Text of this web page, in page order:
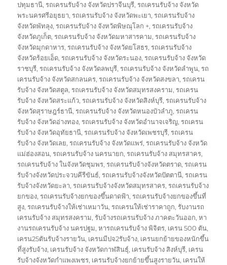
ปทุมธานี,รถเครนรับจ้าง จังหวัดปราจีนบุรี,รถเครนรับจ้าง จังหวัด
พระนครศรีอยุธยา,รถเครนรับจ้าง จังหวัดพะเยา,รถเครนรับจ้าง
จังหวัดพัทลุง,รถเครนรับจ้าง จังหวัดพิษณุโลก +,รถเครนรับจ้าง
จังหวัดภูเก็ต,รถเครนรับจ้าง จังหวัดมหาสารคาม,รถเครนรับจ้าง
จังหวัดมุกดาหาร,รถเครนรับจ้าง จังหวัดยโสธร,รถเครนรับจ้าง
จังหวัดร้อยเอ็ด,รถเครนรับจ้าง จังหวัดระนอง,รถเครนรับจ้าง จังหวัด
ราชบุรี,รถเครนรับจ้าง จังหวัดลพบุรี,รถเครนรับจ้าง จังหวัดลำพูน,รถ
เครนรับจ้าง จังหวัดสกลนคร,รถเครนรับจ้าง จังหวัดสงขลา,รถเครน
รับจ้าง จังหวัดสตูล,รถเครนรับจ้าง จังหวัดสมุทรสงคราม,รถเครน
รับจ้าง จังหวัดสระแก้ว,รถเครนรับจ้าง จังหวัดสิงห์บุรี,รถเครนรับจ้าง
จังหวัดสุราษฎร์ธานี,รถเครนรับจ้าง จังหวัดหนองบัวลำภู,รถเครน
รับจ้าง จังหวัดอ่างทอง,รถเครนรับจ้าง จังหวัดอำนาจเจริญ,รถเครน
รับจ้าง จังหวัดอุทัยธานี,รถเครนรับจ้าง จังหวัดเพชรบุรี,รถเครน
รับจ้าง จังหวัดเลย,รถเครนรับจ้าง จังหวัดแพร่,รถเครนรับจ้าง จังหวัด
แม่ฮ่องสอน,รถเครนรับจ้าง นครนายก,รถเครนรับจ้าง สมุทรสาคร,
รถเครนรับจ้าง ในจังหวัดชุมพร,รถเครนรับจ้างจังหวัดตราด,รถเครน
รับจ้างจังหวัดประจวบคีรีขันธ์,รถเครนรับจ้างจังหวัดปัตตานี,รถเครน
รับจ้างจังหวัดยะลา,รถเครนรับจ้างจังหวัดสมุทรสาคร,รถเครนรับจ้าง
ยกของ,รถเครนรับจ้างยกของขึ้นดาดฟ้า,รถเครนรับจ้างยกของขึ้นที่
สูง,รถเครนรับจ้างให้เช่าเหมาวัน,รถเครนให้เช่าราคาถูก,รับงานรถ
เครนรับจ้าง สมุทรสงคราม,รับจ้างรถเครนรับจ้าง ภาคตะวันออก,หา
งานรถเครนรับจ้าง นครปฐม,หารถเครนรับจ้าง พิจิตร, เครน 500 ตัน,
เครน25ตันรับจ้างรายวัน, เครนมีปจ2รับจ้าง, เครนยกย้ายของหนักขึ้น
ที่สูงรับจ้าง, เครนรับจ้าง จังหวัดกาฬสินธุ์, เครนรับจ้าง สิงห์บุรี, เครน
รับจ้างจังหวัดกำแพงเพชร, เครนรับจ้างยกย้ายขึ้นสูงรายวัน, เครนให้